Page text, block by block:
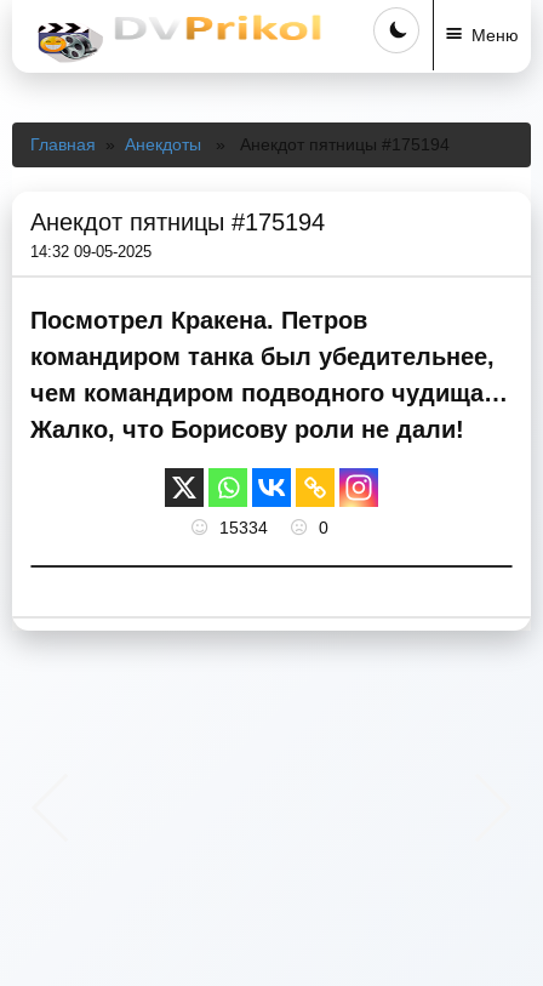
Меню
Главная » Анекдоты » Анекдот пятницы #175194
Анекдот пятницы #175194
14:32 09-05-2025
Посмотрел Кракена. Петров
командиром танка был убедительнее,
чем командиром подводного чудища…
Жалко, что Борисову роли не дали!
15334 0